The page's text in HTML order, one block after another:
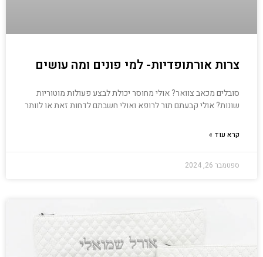
צרות אורתופדיות- למי פונים ומה עושים
סובלים מכאב צוואר? אולי מחוסר יכולת לבצע פעולות מוטוריות
שונות? אולי קבעתם תור לרופא ואולי חשבתם לדחות זאת או לוותר
קרא עוד »
ספטמבר 26, 2024